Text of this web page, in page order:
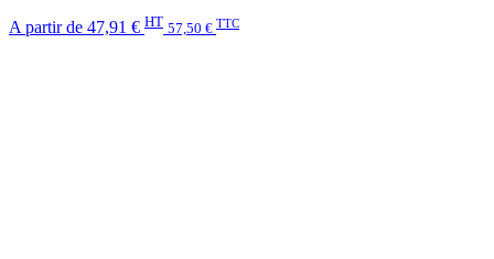
A partir de 47,91 € HT 57,50 € TTC